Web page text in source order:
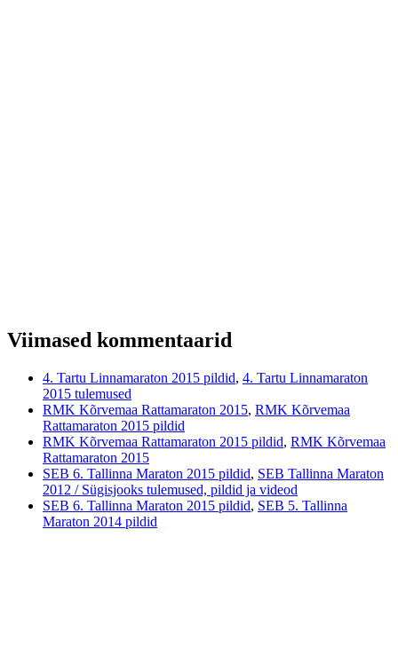
Viimased kommentaarid
4. Tartu Linnamaraton 2015 pildid, 4. Tartu Linnamaraton
2015 tulemused
RMK Kõrvemaa Rattamaraton 2015, RMK Kõrvemaa
Rattamaraton 2015 pildid
RMK Kõrvemaa Rattamaraton 2015 pildid, RMK Kõrvemaa
Rattamaraton 2015
SEB 6. Tallinna Maraton 2015 pildid, SEB Tallinna Maraton
2012 / Sügisjooks tulemused, pildid ja videod
SEB 6. Tallinna Maraton 2015 pildid, SEB 5. Tallinna
Maraton 2014 pildid